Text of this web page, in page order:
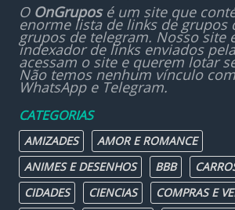
O OnGruposé um site que
enorme lista de links de grupos
grupos de telegram. Nosso site
indexador de links enviados
acessam o site e querem lotar
Não temos nenhum vínculo
WhatsApp e Telegram.
CATEGORIAS
AMIZADES
AMOR E ROMANCE
ANIMES E DESENHOS
BBB
CIDADES
CIENCIAS
COMPRAS E